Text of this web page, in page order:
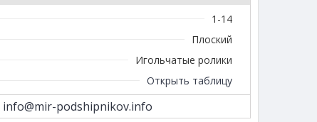
1-14
Плоский
Игольчатые ролики
Открыть таблицу
info@mir-podshipnikov.info